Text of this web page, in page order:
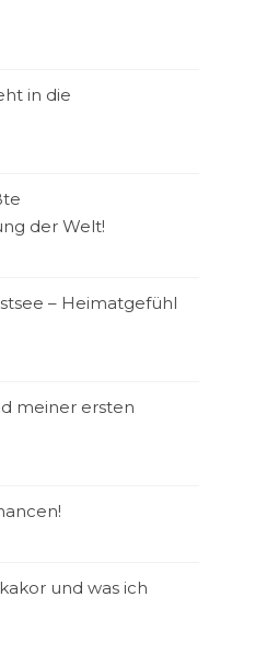
in die
der Welt!
– Heimatgefühl
meiner ersten
und was ich